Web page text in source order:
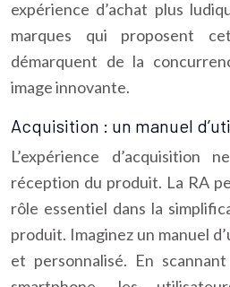
expérience d’achat plus
marques qui proposent
démarquent de la
image innovante.
Acquisition : un manuel
L’expérience
réception du produit. La RA
rôle essentiel dans la
produit. Imaginez un manuel
et personnalisé. En